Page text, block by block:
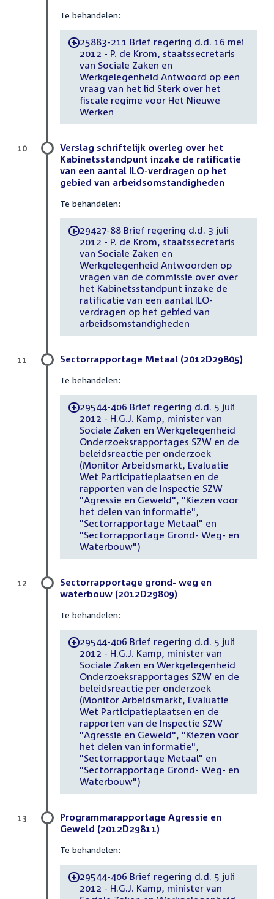
Te behandelen:
-25883-211 Brief regering d.d. 16 mei
2012 - P. de Krom, staatssecretaris
van Sociale Zaken en
Werkgelegenheid Antwoord op een
vraag van het lid Sterk over het
fiscale regime voor Het Nieuwe
Werken
Verslag schriftelijk overleg over het
Kabinetsstandpunt inzake de ratificatie
van een aantal ILO-verdragen op het
gebied van arbeidsomstandigheden
Te behandelen:
-29427-88 Brief regering d.d. 3 juli
2012 - P. de Krom, staatssecretaris
van Sociale Zaken en
Werkgelegenheid Antwoorden op
vragen van de commissie over over
het Kabinetsstandpunt inzake de
ratificatie van een aantal ILO-
verdragen op het gebied van
arbeidsomstandigheden
10
Sectorrapportage Metaal (2012D29805)
Te behandelen:
-29544-406 Brief regering d.d. 5 juli
2012 - H.G.J. Kamp, minister van
Sociale Zaken en Werkgelegenheid
Onderzoeksrapportages SZW en de
beleidsreactie per onderzoek
(Monitor Arbeidsmarkt, Evaluatie
Wet Participatieplaatsen en de
rapporten van de Inspectie SZW
"Agressie en Geweld", "Kiezen voor
het delen van informatie",
"Sectorrapportage Metaal" en
"Sectorrapportage Grond- Weg- en
Waterbouw")
11
Sectorrapportage grond- weg en
waterbouw (2012D29809)
Te behandelen:
-29544-406 Brief regering d.d. 5 juli
2012 - H.G.J. Kamp, minister van
Sociale Zaken en Werkgelegenheid
Onderzoeksrapportages SZW en de
beleidsreactie per onderzoek
(Monitor Arbeidsmarkt, Evaluatie
Wet Participatieplaatsen en de
rapporten van de Inspectie SZW
"Agressie en Geweld", "Kiezen voor
het delen van informatie",
"Sectorrapportage Metaal" en
"Sectorrapportage Grond- Weg- en
Waterbouw")
12
Programmarapportage Agressie en
Geweld (2012D29811)
Te behandelen:
-29544-406 Brief regering d.d. 5 juli
2012 - H.G.J. Kamp, minister van
13